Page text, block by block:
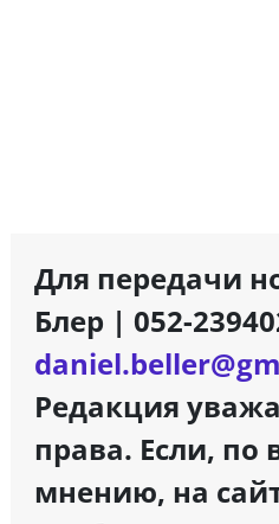
Для передачи
Блер | 052-
Редакция
права. Если, по
мнению, на